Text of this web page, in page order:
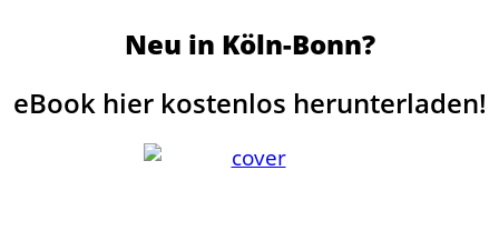
Neu in Köln-Bonn?
eBook hier kostenlos herunterladen!